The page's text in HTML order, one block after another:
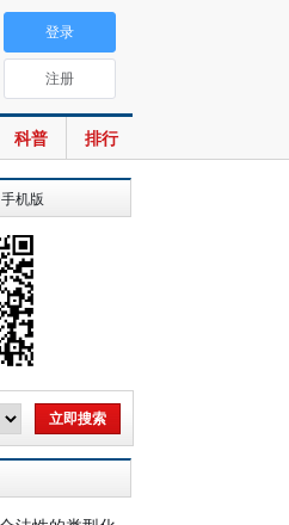
科普 排行
登录
注册
手机版